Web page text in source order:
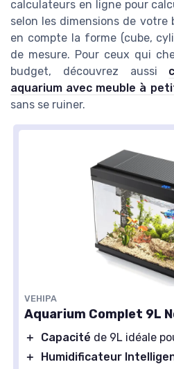
calculateurs en ligne pour
selon les dimensions de votre
en compte la forme (cube,
de mesure. Pour ceux qui
budget, découvrez aussi
aquarium avec meuble à
sans se ruiner.
VEHIPA
Aquarium Complet 9L
＋ Capacité de 9L idéale
＋
Humidificateur